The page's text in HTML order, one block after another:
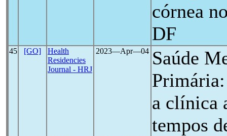
córnea
DF
45 [GO]
Health
Residencies
Journal - HRJ
2023―Apr―04 Saúde
a clínica
tempos